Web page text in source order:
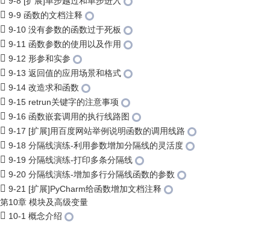
9-9 函数的文档注释
9-10 没有参数的函数过于死板
9-11 函数参数的使用以及作用
9-12 形参和实参
9-13 返回值的应用场景和格式
9-14 改造求和函数
9-15 retrun关键字的注意事项
9-16 函数嵌套调用的执行线路图
9-17 [扩展]用百度网站举例说明函数的调用线路
9-18 分隔线演练-利用参数增加分隔线的灵活度
9-19 分隔线演练-打印多条分隔线
9-20 分隔线演练-增加多行分隔线函数的参数
9-21 [扩展]PyCharm给函数增加文档注释
第10章 模块及高级变量
10-1 概念介绍